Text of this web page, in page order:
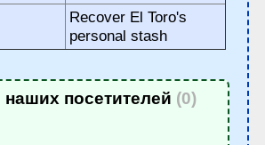
Recover El Toro's
personal stash
посетителей (0)